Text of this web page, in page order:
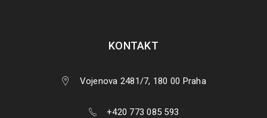
KONTAKT
Vojenova 2481/7, 180 00 Praha
+420 773 085 593